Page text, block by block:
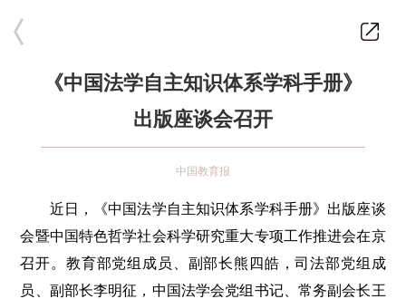
《中国法学自主知识体系学科手册》
出版座谈会召开
中国教育报
近日，《中国法学自主知识体系学科手册》出版座谈
会暨中国特色哲学社会科学研究重大专项工作推进会在京
召开。教育部党组成员、副部长熊四皓，司法部党组成
员、副部长李明征，中国法学会党组书记、常务副会长王